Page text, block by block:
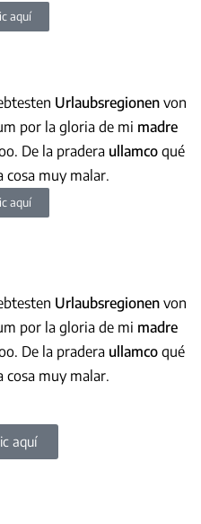
aquí
Urlaubsregionenvon
por la gloria de mi madre
De la pradera ullamco qué
cosa muy malar.
aquí
Urlaubsregionenvon
por la gloria de mi madre
De la pradera ullamco qué
cosa muy malar.
aquí